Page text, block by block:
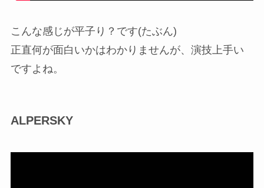
こんな感じが平子り？です(たぶん)
正直何が面白いかはわかりませんが、演技上手い
ですよね。
ALPERSKY